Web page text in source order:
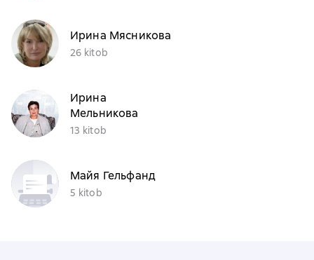
Ирина Мясникова
26 kitob
Ирина
Мельникова
13 kitob
Майя Гельфанд
5 kitob